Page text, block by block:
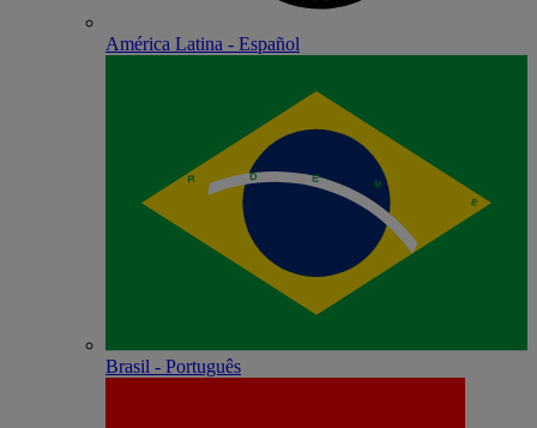
América Latina - Español
Brasil - Português